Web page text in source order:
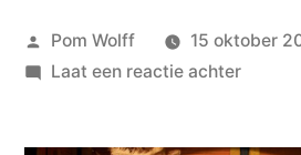
Geplaatst
door
Pom Wolff
15 oktober
Laat een reactie achterop